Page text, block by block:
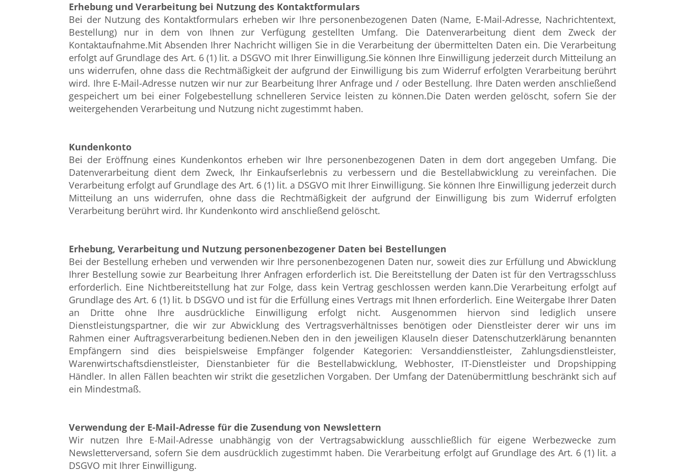
Erhebung und Verarbeitung bei Nutzung des Kontaktformulars
Bei der Nutzung des Kontaktformulars erheben wir Ihre personenbezogenen Daten (Name, E-Mail-Adresse, Nachrichtentext,
Bestellung) nur in dem von Ihnen zur Verfügung gestellten Umfang. Die Datenverarbeitung dient dem Zweck der
Kontaktaufnahme.Mit Absenden Ihrer Nachricht willigen Sie in die Verarbeitung der übermittelten Daten ein. Die Verarbeitung
erfolgt auf Grundlage des Art. 6 (1) lit. a DSGVO mit Ihrer Einwilligung.Sie können Ihre Einwilligung jederzeit durch Mitteilung an
uns widerrufen, ohne dass die Rechtmäßigkeit der aufgrund der Einwilligung bis zum Widerruf erfolgten Verarbeitung berührt
wird. Ihre E-Mail-Adresse nutzen wir nur zur Bearbeitung Ihrer Anfrage und / oder Bestellung. Ihre Daten werden anschließend
gespeichert um bei einer Folgebestellung schnelleren Service leisten zu können.Die Daten werden gelöscht, sofern Sie der
weitergehenden Verarbeitung und Nutzung nicht zugestimmt haben.
Kundenkonto
Bei der Eröffnung eines Kundenkontos erheben wir Ihre personenbezogenen Daten in dem dort angegeben Umfang. Die
Datenverarbeitung dient dem Zweck, Ihr Einkaufserlebnis zu verbessern und die Bestellabwicklung zu vereinfachen. Die
Verarbeitung erfolgt auf Grundlage des Art. 6 (1) lit. a DSGVO mit Ihrer Einwilligung. Sie können Ihre Einwilligung jederzeit durch
Mitteilung an uns widerrufen, ohne dass die Rechtmäßigkeit der aufgrund der Einwilligung bis zum Widerruf erfolgten
Verarbeitung berührt wird. Ihr Kundenkonto wird anschließend gelöscht.
Erhebung, Verarbeitung und Nutzung personenbezogener Daten bei Bestellungen
Bei der Bestellung erheben und verwenden wir Ihre personenbezogenen Daten nur, soweit dies zur Erfüllung und Abwicklung
Ihrer Bestellung sowie zur Bearbeitung Ihrer Anfragen erforderlich ist. Die Bereitstellung der Daten ist für den Vertragsschluss
erforderlich. Eine Nichtbereitstellung hat zur Folge, dass kein Vertrag geschlossen werden kann.Die Verarbeitung erfolgt auf
Grundlage des Art. 6 (1) lit. b DSGVO und ist für die Erfüllung eines Vertrags mit Ihnen erforderlich. Eine Weitergabe Ihrer Daten
an Dritte ohne Ihre ausdrückliche Einwilligung erfolgt nicht. Ausgenommen hiervon sind lediglich unsere
Dienstleistungspartner, die wir zur Abwicklung des Vertragsverhältnisses benötigen oder Dienstleister derer wir uns im
Rahmen einer Auftragsverarbeitung bedienen.Neben den in den jeweiligen Klauseln dieser Datenschutzerklärung benannten
Empfängern sind dies beispielsweise Empfänger folgender Kategorien: Versanddienstleister, Zahlungsdienstleister,
Warenwirtschaftsdienstleister, Dienstanbieter für die Bestellabwicklung, Webhoster, IT-Dienstleister und Dropshipping
Händler. In allen Fällen beachten wir strikt die gesetzlichen Vorgaben. Der Umfang der Datenübermittlung beschränkt sich auf
ein Mindestmaß.
Verwendung der E-Mail-Adresse für die Zusendung von Newslettern
Wir nutzen Ihre E-Mail-Adresse unabhängig von der Vertragsabwicklung ausschließlich für eigene Werbezwecke zum
Newsletterversand, sofern Sie dem ausdrücklich zugestimmt haben. Die Verarbeitung erfolgt auf Grundlage des Art. 6 (1) lit. a
DSGVO mit Ihrer Einwilligung.